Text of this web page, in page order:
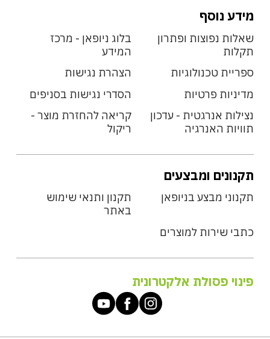
מידע נוסף
שאלות נפוצות ופתרון
תקלות
בלוג ניופאן - מרכז
המידע
ספריית טכנולוגיות
הצהרת נגישות
מדיניות פרטיות
הסדרי נגישות בסניפים
נצילות אנרגטית - עדכון
תוויות האנרגיה
קריאה להחזרת מוצר -
ריקול
תקנונים ומבצעים
תקנוני מבצע בניופאן
תקנון ותנאי שימוש
באתר
כתבי שירות למוצרים
פינוי פסולת אלקטרונית